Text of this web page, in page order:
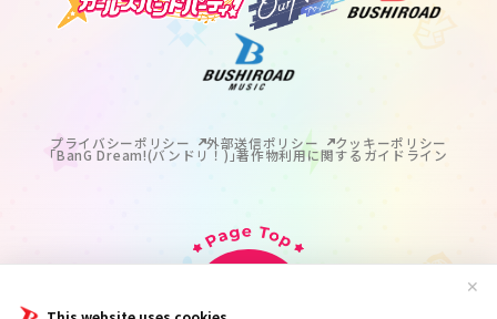
✕
プライバシーポリシー 外部送信ポリシー クッキーポリシー
｢BanG Dream!(バンドリ！)｣著作物利用に関するガイドライン